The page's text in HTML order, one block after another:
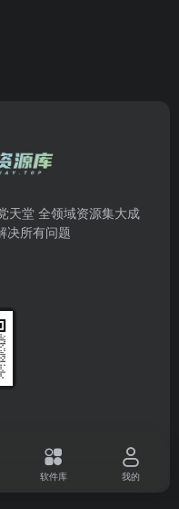
天堂 全领域资源集大成
决所有问题
软件库 我的